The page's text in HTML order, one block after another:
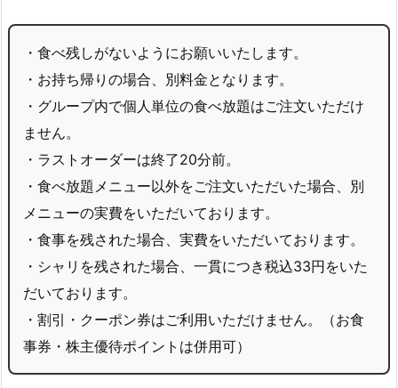
・食べ残しがないようにお願いいたします。
・お持ち帰りの場合、別料金となります。
・グループ内で個人単位の食べ放題はご注文いただけ
ません。
・ラストオーダーは終了20分前。
・食べ放題メニュー以外をご注文いただいた場合、別
メニューの実費をいただいております。
・食事を残された場合、実費をいただいております。
・シャリを残された場合、一貫につき税込33円をいた
だいております。
・割引・クーポン券はご利用いただけません。（お食
事券・株主優待ポイントは併用可）